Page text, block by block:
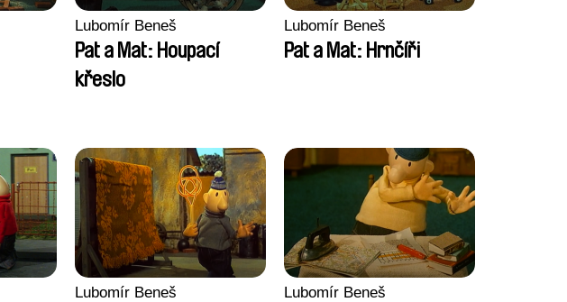
Lubomír Beneš
Pat a Mat: Houpací
křeslo
Lubomír Beneš
Pat a Mat: Hrnčíři
Lubomír Beneš Lubomír Beneš